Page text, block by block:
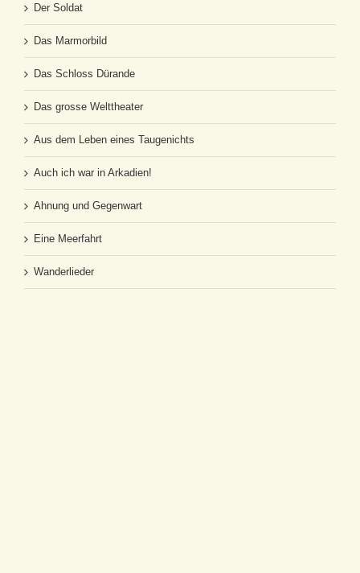
Der Soldat
Das Marmorbild
Das Schloss Dürande
Das grosse Welttheater
Aus dem Leben eines Taugenichts
Auch ich war in Arkadien!
Ahnung und Gegenwart
Eine Meerfahrt
Wanderlieder